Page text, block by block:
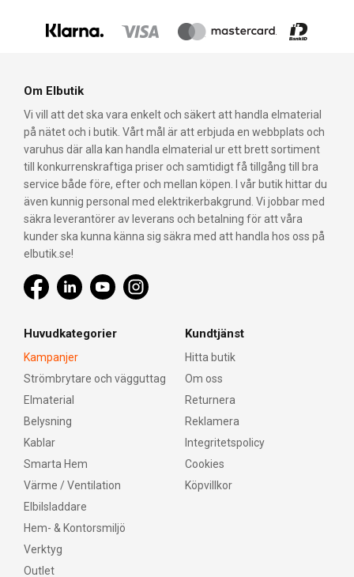
Om Elbutik
Vi vill att det ska vara enkelt och säkert att handla elmaterial
på nätet och i butik. Vårt mål är att erbjuda en webbplats och
varuhus där alla kan handla elmaterial ur ett brett sortiment
till konkurrenskraftiga priser och samtidigt få tillgång till bra
service både före, efter och mellan köpen. I vår butik hittar du
även kunnig personal med elektrikerbakgrund. Vi jobbar med
säkra leverantörer av leverans och betalning för att våra
kunder ska kunna känna sig säkra med att handla hos oss på
elbutik.se!
Huvudkategorier
Kampanjer
Strömbrytare och vägguttag
Elmaterial
Belysning
Kablar
Smarta Hem
Värme / Ventilation
Elbilsladdare
Hem- & Kontorsmiljö
Verktyg
Outlet
Kundtjänst
Hitta butik
Om oss
Returnera
Reklamera
Integritetspolicy
Cookies
Köpvillkor